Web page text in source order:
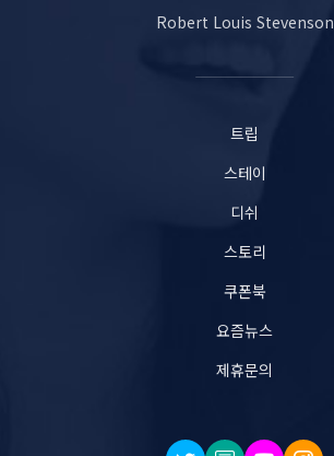
Robert Louis Stevenson
트립
스테이
디쉬
스토리
쿠폰북
요즘뉴스
제휴문의